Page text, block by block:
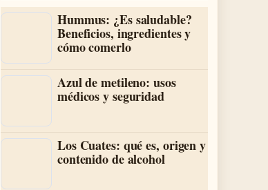
Hummus: ¿Es saludable?
Beneficios, ingredientes y
cómo comerlo
Azul de metileno: usos
médicos y seguridad
Los Cuates: qué es, origen y
contenido de alcohol